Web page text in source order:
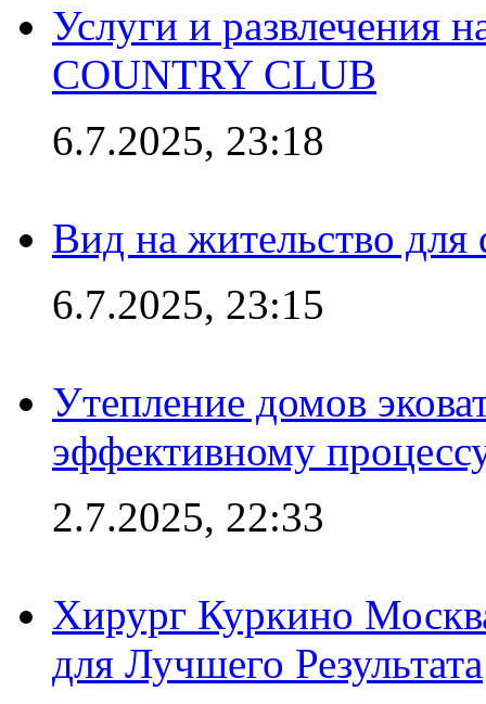
Услуги и развлечения
COUNTRY CLUB
6.7.2025, 23:18
Вид на жительство
6.7.2025, 23:15
Утепление домов
эффективному
2.7.2025, 22:33
Хирург Куркино
для Лучшего Результата